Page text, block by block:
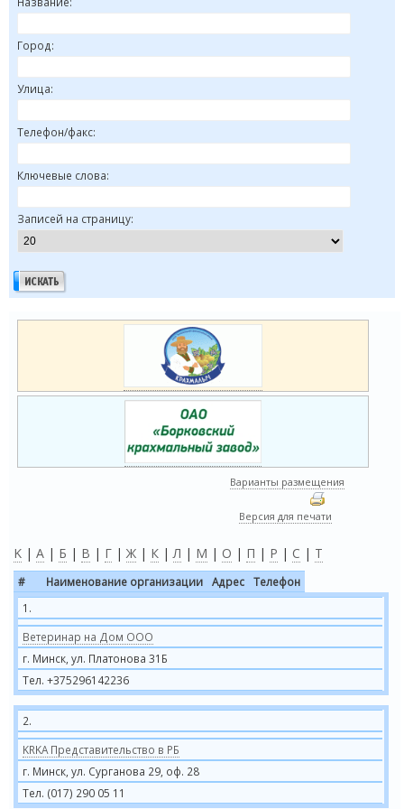
Город:
Улица:
Телефон/факс:
Ключевые слова:
Записей на страницу:
Варианты размещения
Версия для печати
K | А | Б | В | Г | Ж | К |Л | М | О | П | Р | С | Т
# Наименование организации Адрес
Телефон
1.
Ветеринар на Дом ООО
г. Минск, ул. Платонова 31Б
Тел. +375296142236
2.
KRKA Представительство в РБ
г. Минск, ул. Сурганова 29, оф. 28
Тел. (017) 290 05 11